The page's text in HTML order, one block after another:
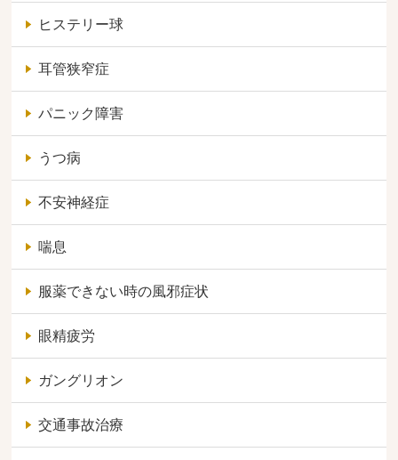
ヒステリー球
耳管狭窄症
パニック障害
うつ病
不安神経症
喘息
服薬できない時の風邪症状
眼精疲労
ガングリオン
交通事故治療